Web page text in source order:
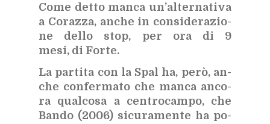
Come det­to man­ca un’al­ter­na­ti­va
a Co­raz­za, an­che in con­si­de­ra­zio­
ne del­lo stop, per ora di 9
mesi, di For­te.
La par­ti­ta con la Spal ha, però, an­
che con­fer­ma­to che man­ca an­co­
ra qual­co­sa a cen­tro­cam­po, che
Ban­do (2006) si­cu­ra­men­te ha po­